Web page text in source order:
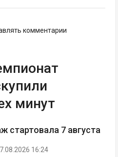
комментарии
минут
стартовала 7 августа
16:24